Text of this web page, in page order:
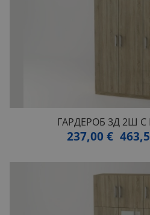
ГАРДЕРОБ 3Д 2Ш
237,00 €